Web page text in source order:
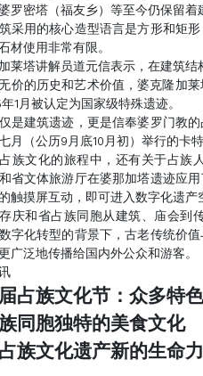
罗密塔（福友乡）等至今仍保留着
采用的核心造型语言是方形和矩
材使用非常有限。
莱塔讲解员道元信表示，在建筑结
价的历史和艺术价值，婆克隆加
1月被认定为国家级特殊遗迹。
是建筑遗迹，更是信奉婆罗门教
月（公历9月底10月初）举行的卡
族文化的旅程中，还有关于占族
省文体旅游厅在婆那加塔遗迹应
触摸屏互动，即可进入数字化遗产
庆和省占族同胞从建筑、庙会到
字化转型的背景下，古老传统价
广泛地传播给国内外公众和游客。
占族文化节：众多特
同胞独特的美食文化
族文化遗产新的生命力